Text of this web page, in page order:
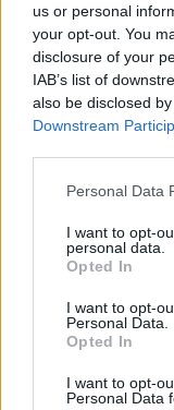
us or personal
your opt-out. You
disclosure of your
IAB’s list of
also be disclosed
Downstream
Personal Data
I want to opt-
personal data.
Opted In
I want to opt-
Personal Data.
Opted In
I want to opt-
Personal Data
Esim for Global
Esim for USA|